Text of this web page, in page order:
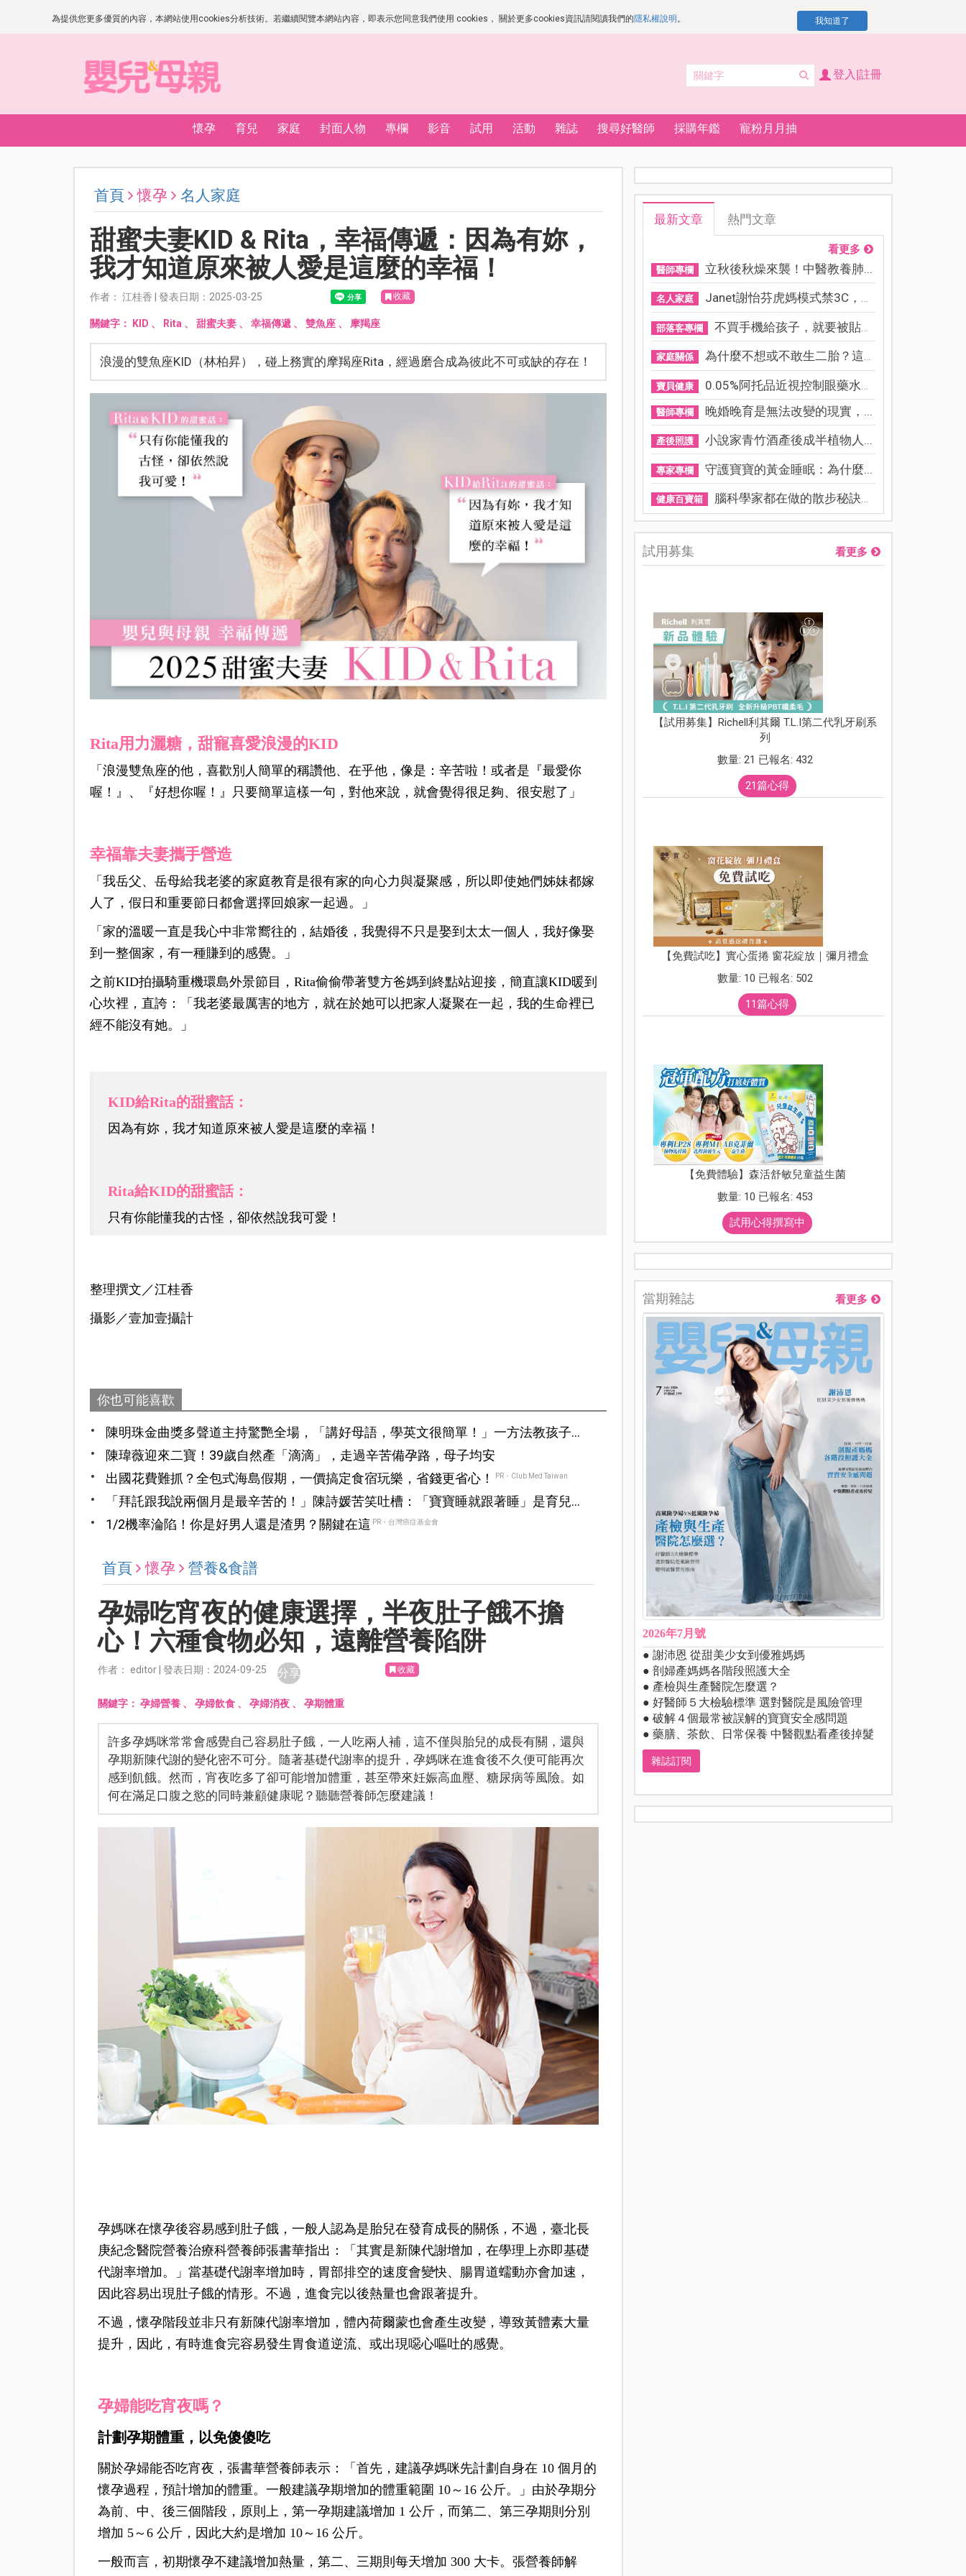
為提供您更多優質的內容，本網站使用cookies分析技術。若繼續閱覽本網站內容，即表示您同意我們使用 cookies， 關於更多cookies資訊請閱讀我們的隱私權說明 。 我知道了
登入|註冊
懷孕 育兒 家庭 封面人物 專欄 影音 試用 活動 雜誌 搜尋好醫師 採購年鑑 寵粉月月抽
首頁 懷孕 名人家庭
甜蜜夫妻KID & Rita，幸福傳遞：因為有妳，
我才知道原來被人愛是這麼的幸福！
作者： 江桂香 | 發表日期：2025-03-25 收藏
關鍵字： KID 、 Rita 、 甜蜜夫妻、 幸福傳遞 、 雙魚座、 摩羯座
浪漫的雙魚座KID（林柏昇），碰上務實的摩羯座Rita，經過磨合成為彼此不可或缺的存在！
Rita用力灑糖，甜寵喜愛浪漫的KID
「浪漫雙魚座的他，喜歡別人簡單的稱讚他、在乎他，像是：辛苦啦！或者是『最愛你
喔！』、『好想你喔！』只要簡單這樣一句，對他來說，就會覺得很足夠、很安慰了」
幸福靠夫妻攜手營造
「我岳父、岳母給我老婆的家庭教育是很有家的向心力與凝聚感，所以即使她們姊妹都嫁
人了，假日和重要節日都會選擇回娘家一起過。」
「家的溫暖一直是我心中非常嚮往的，結婚後，我覺得不只是娶到太太一個人，我好像娶
到一整個家，有一種賺到的感覺。」
之前KID拍攝騎重機環島外景節目，Rita偷偷帶著雙方爸媽到終點站迎接，簡直讓KID暖到
心坎裡，直誇：「我老婆最厲害的地方，就在於她可以把家人凝聚在一起，我的生命裡已
經不能沒有她。」
KID給Rita的甜蜜話：
因為有妳，我才知道原來被人愛是這麼的幸福！
Rita給KID的甜蜜話：
只有你能懂我的古怪，卻依然說我可愛！
整理撰文／江桂香
攝影／壹加壹攝計
你也可能喜歡
陳明珠金曲獎多聲道主持驚艷全場，「講好母語，學英文很簡單！」一方法教孩子
英語精通
陳瑋薇迎來二寶！39歲自然產「滴滴」，走過辛苦備孕路，母子均安
出國花費難抓？全包式海島假期，一價搞定食宿玩樂，省錢更省心！
PR・Club Med Taiwan
「拜託跟我說兩個月是最辛苦的！」陳詩媛苦笑吐槽：「寶寶睡就跟著睡」是育兒
最大誤會
1/2機率淪陷！你是好男人還是渣男？關鍵在這 PR・台灣癌症基金會
首頁 懷孕 營養&食譜
孕婦吃宵夜的健康選擇，半夜肚子餓不擔
心！六種食物必知，遠離營養陷阱
作者： editor | 發表日期：2024-09-25 分享 收藏
關鍵字：孕婦營養 、孕婦飲食 、孕婦消夜 、孕期體重
許多孕媽咪常常會感覺自己容易肚子餓，一人吃兩人補，這不僅與胎兒的成長有關，還與
孕期新陳代謝的變化密不可分。隨著基礎代謝率的提升，孕媽咪在進食後不久便可能再次
感到飢餓。然而，宵夜吃多了卻可能增加體重，甚至帶來妊娠高血壓、糖尿病等風險。如
何在滿足口腹之慾的同時兼顧健康呢？聽聽營養師怎麼建議！
孕媽咪在懷孕後容易感到肚子餓，一般人認為是胎兒在發育成長的關係，不過，臺北長
庚紀念醫院營養治療科營養師張書華指出：「其實是新陳代謝增加，在學理上亦即基礎
代謝率增加。」當基礎代謝率增加時，胃部排空的速度會變快、腸胃道蠕動亦會加速，
因此容易出現肚子餓的情形。不過，進食完以後熱量也會跟著提升。
不過，懷孕階段並非只有新陳代謝率增加，體內荷爾蒙也會產生改變，導致黃體素大量
提升，因此，有時進食完容易發生胃食道逆流、或出現噁心嘔吐的感覺。
孕婦能吃宵夜嗎？
計劃孕期體重，以免傻傻吃
關於孕婦能否吃宵夜，張書華營養師表示：「首先，建議孕媽咪先計劃自身在 10 個月的
懷孕過程，預計增加的體重。一般建議孕期增加的體重範圍 10～16 公斤。」由於孕期分
為前、中、後三個階段，原則上，第一孕期建議增加 1 公斤，而第二、第三孕期則分別
增加 5～6 公斤，因此大約是增加 10～16 公斤。
一般而言，初期懷孕不建議增加熱量，第二、三期則每天增加 300 大卡。張營養師解
最新文章 熱門文章
看更多
醫師專欄 立秋後秋燥來襲！中醫教養肺...
名人家庭 Janet謝怡芬虎媽模式禁3C，看...
部落客專欄 不買手機給孩子，就要被貼「...
家庭關係 為什麼不想或不敢生二胎？這8...
寶貝健康 0.05%阿托品近視控制眼藥水納...
醫師專欄 晚婚晚育是無法改變的現實，...
產後照護 小說家青竹酒產後成半植物人...
專家專欄 守護寶寶的黃金睡眠：為什麼...
健康百寶箱 腦科學家都在做的散步秘訣！...
試用募集 看更多
【試用募集】Richell利其爾 T.L.I第二代乳牙刷系
列
數量: 21 已報名: 432
21篇心得
【免費試吃】實心蛋捲 窗花綻放｜彌月禮盒
數量: 10 已報名: 502
11篇心得
【免費體驗】森活舒敏兒童益生菌
數量: 10 已報名: 453
試用心得撰寫中
當期雜誌 看更多
2026年7月號
● 謝沛恩 從甜美少女到優雅媽媽
● 剖婦產媽媽各階段照護大全
● 產檢與生產醫院怎麼選？
● 好醫師５大檢驗標準 選對醫院是風險管理
● 破解４個最常被誤解的寶寶安全感問題
● 藥膳、茶飲、日常保養 中醫觀點看產後掉髮
雜誌訂閱